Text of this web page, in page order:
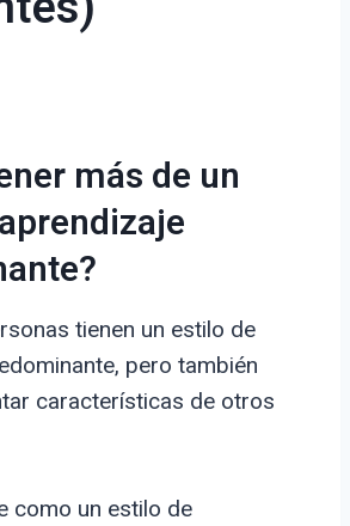
más de un
tienen un estilo de
pero también
características de otros
como un estilo de